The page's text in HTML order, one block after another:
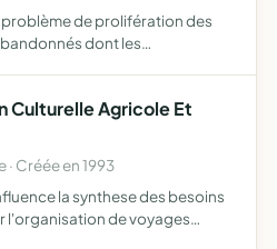
de prolifération des
dont les
Culturelle Agricole Et
· Créée en 1993
la synthese des besoins
l'organisation de voyages